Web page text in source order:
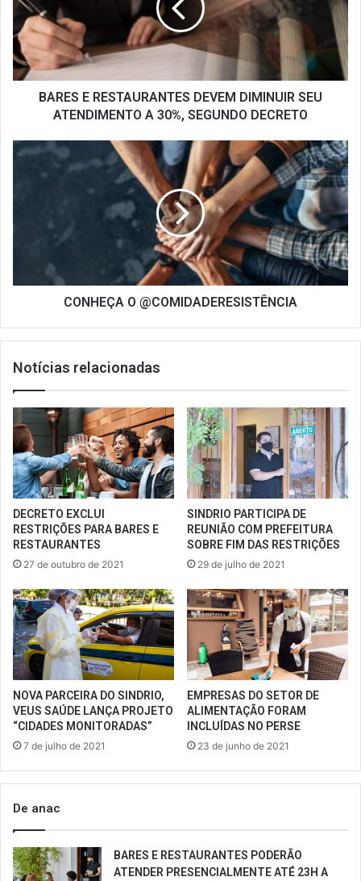
DIMINUIR
SEU
ATENDIMENTO
A
30%,
SEGUNDO
DECRETO
BARES E RESTAURANTES DEVEM DIMINUIR SEU
ATENDIMENTO A 30%, SEGUNDO DECRETO
CONHEÇA
@COMIDADERESISTÊNCIA
CONHEÇA O @COMIDADERESISTÊNCIA
Notícias relacionadas
DECRETO EXCLUI
RESTRIÇÕES PARA BARES E
RESTAURANTES
27 de outubro de 2021
SINDRIO PARTICIPA DE
REUNIÃO COM PREFEITURA
SOBRE FIM DAS RESTRIÇÕES
29 de julho de 2021
NOVA PARCEIRA DO SINDRIO,
VEUS SAÚDE LANÇA PROJETO
“CIDADES MONITORADAS”
7 de julho de 2021
EMPRESAS DO SETOR DE
ALIMENTAÇÃO FORAM
INCLUÍDAS NO PERSE
23 de junho de 2021
De anac
BARES E RESTAURANTES PODERÃO
ATENDER PRESENCIALMENTE ATÉ 23H A